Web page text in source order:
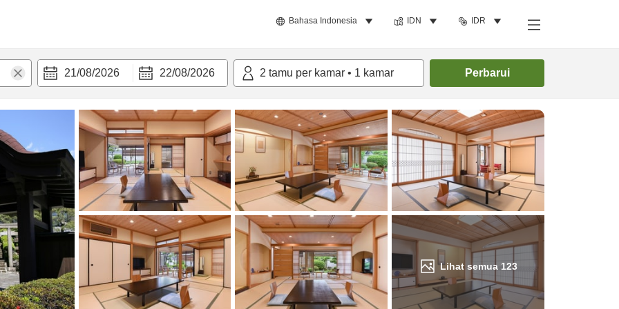
Bahasa Indonesia IDN IDR
21/08/2026 22/08/2026 2 tamu per kamar • 1 kamar Perbarui
Lihat semua 123
Cari kamar